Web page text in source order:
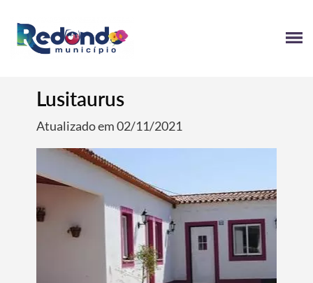
Lusitaurus
Atualizado em 02/11/2021